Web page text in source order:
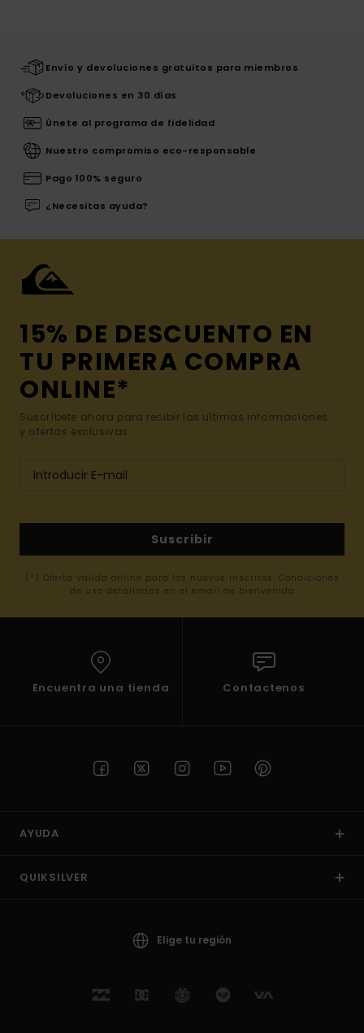
Envío y devoluciones gratuitos para miembros
Devoluciones en 30 días
Únete al programa de fidelidad
Nuestro compromiso eco-responsable
Pago 100% seguro
¿Necesitas ayuda?
15% DE DESCUENTO EN
TU PRIMERA COMPRA
ONLINE*
Suscríbete ahora para recibir las ultimas informaciones
y ofertas exclusivas.
Suscribir
(*) Oferta valida online para los nuevos inscritos. Condiciones
de uso detalladas en el email de bienvenida
Encuentra una tienda Contactenos
AYUDA
QUIKSILVER
Elige tu región